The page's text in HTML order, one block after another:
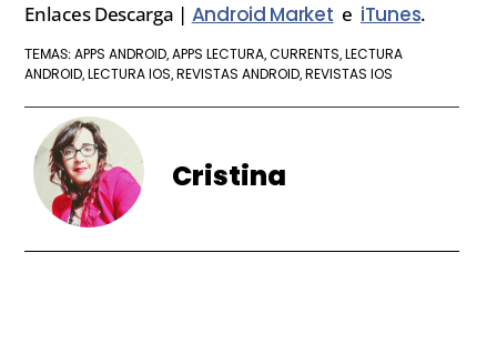
Enlaces Descarga | Android Market e iTunes.
TEMAS:APPS ANDROID,APPS LECTURA,CURRENTS, LECTURA
ANDROID, LECTURA IOS, REVISTAS ANDROID, REVISTAS IOS
Cristina